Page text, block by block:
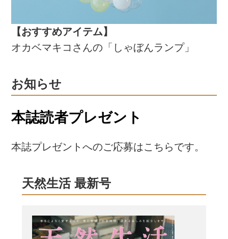
【おすすめアイテム】
オカベマキコさんの「しゃぼんランプ」
お知らせ
本誌読者プレゼント
本誌プレゼントへのご応募はこちらです。
天然生活 最新号